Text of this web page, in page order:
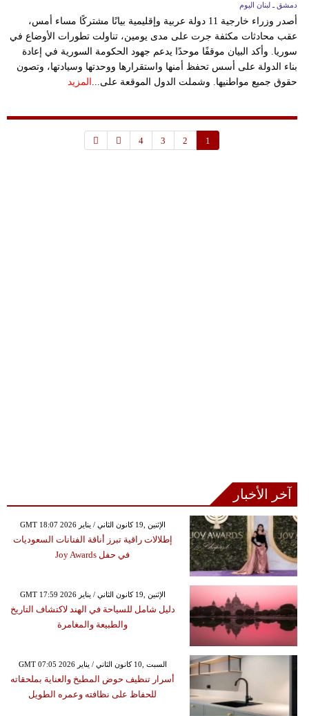
دمشق ـ لبنان اليوم
أصدر وزراء خارجية 11 دولة عربية وإقليمية بيانًا مشتركًا مساء أمس،
عقب محادثات مكثفة جرت على مدى يومين، تناولت تطورات الأوضاع في
سوريا. وأكد البيان موقفًا موحدًا يدعم جهود الحكومة السورية في إعادة
بناء الدولة على أسس تحفظ أمنها واستقرارها ووحدتها وسيادتها، وتصون
حقوق جميع مواطنيها. وشملت الدول الموقعة على... المزيد
1
2
3
4
آخر الأخبار
GMT 18:07 2026 الإثنين ,19 كانون الثاني / يناير
إطلالات راقية تبرز أناقة الفنانات السعوديات
في حفل Joy Awards
GMT 17:59 2026 الإثنين ,19 كانون الثاني / يناير
دليل شامل للسياحة في الهند لاكتشاف التاريخ
والطبيعة والمغامرة
GMT 07:05 2026 السبت ,10 كانون الثاني / يناير
أسرار تنظيف حوض المطبخ والعناية بملحقاته
للحفاظ على نظافته وعمره الطويل